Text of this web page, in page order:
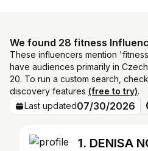
We found 28 fitness
These influencers mention
have audiences primarily in
20. To run a custom search,
discovery features (free to try).
Last updated07/30/2026
1. DENISA